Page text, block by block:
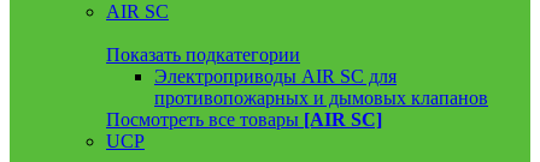
AIR SC
Показать подкатегории
Электроприводы AIR SC для
противопожарных и дымовых клапанов
Посмотреть все товары [AIR SC]
UCP